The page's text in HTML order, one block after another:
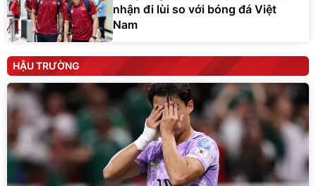
nhận đi lùi so với bóng đá Việt
Nam
HẬU TRƯỜNG